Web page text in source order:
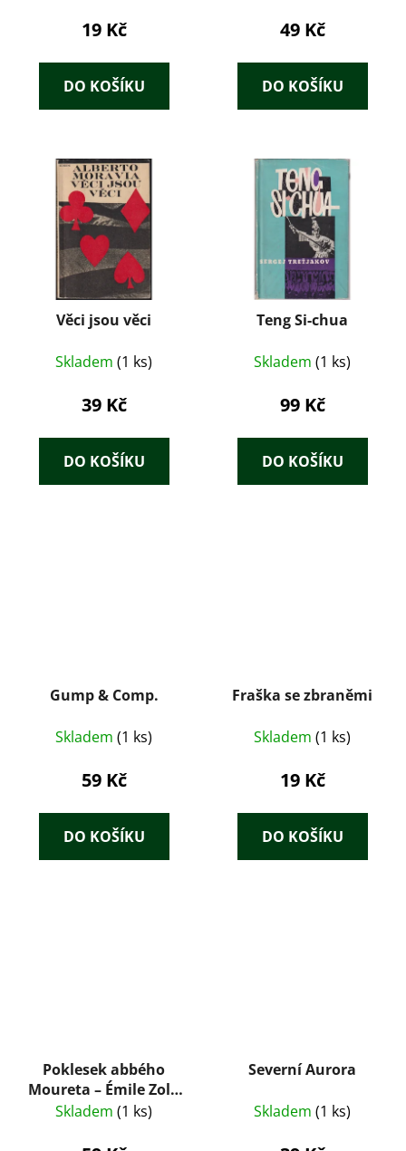
19 Kč
DO KOŠÍKU
49 Kč
DO KOŠÍKU
Věci jsou věci
Skladem (1 ks)
39 Kč
DO KOŠÍKU
Teng Si-chua
Skladem (1 ks)
99 Kč
DO KOŠÍKU
Gump & Comp.
Skladem (1 ks)
59 Kč
DO KOŠÍKU
Fraška se zbraněmi
Skladem (1 ks)
19 Kč
DO KOŠÍKU
Poklesek abbého
Moureta – Émile Zola
(1923)
Skladem (1 ks)
Severní Aurora
Skladem (1 ks)